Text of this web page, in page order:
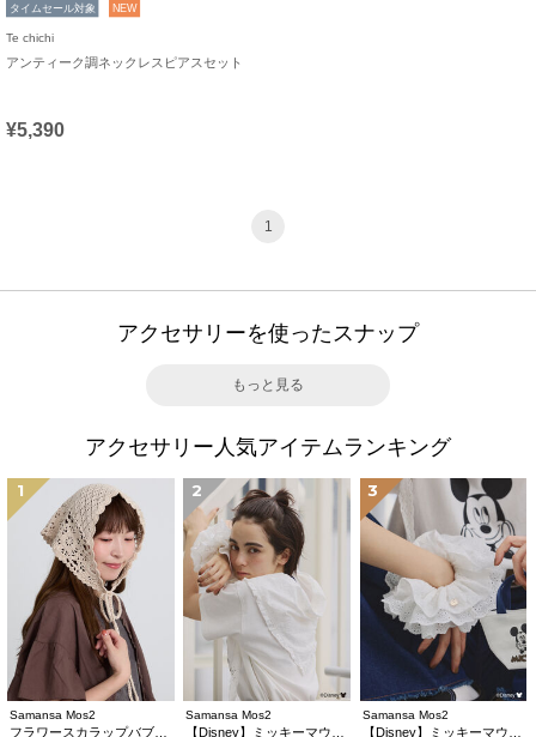
タイムセール対象 NEW
Te chichi
アンティーク調ネックレスピアスセット
¥5,390
1
アクセサリーを使ったスナップ
もっと見る
アクセサリー人気アイテムランキング
1
Samansa Mos2
2
Samansa Mos2
3
Samansa Mos2